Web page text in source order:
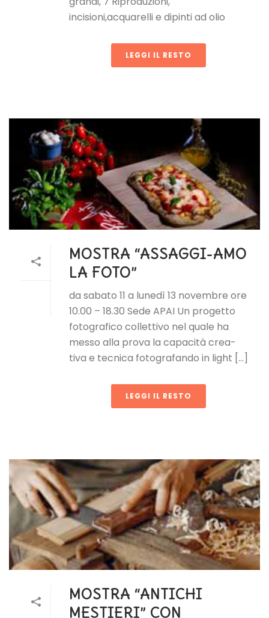
incisioni,acquarelli e dipinti ad olio
LEGGI IL RESTO
MOSTRA “ASSAGGI-AMO
LA FOTO”
da sabato 11 a lunedì 13 novembre ore
10.00 – 18.30 Sede APAI Un progetto
fotografico collettivo nel quale ha
messo alla prova la capacità crea-
tiva e tecnica fotografando in light [...]
LEGGI IL RESTO
MOSTRA “ANTICHI
MESTIERI” CON